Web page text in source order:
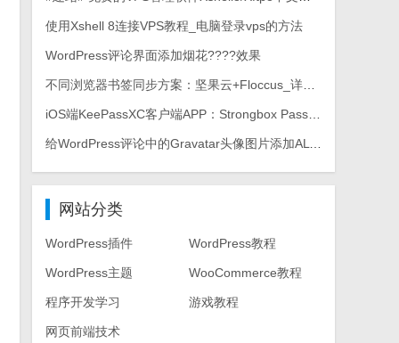
使用Xshell 8连接VPS教程_电脑登录vps的方法
WordPress评论界面添加烟花????效果
不同浏览器书签同步方案：坚果云+Floccus_详细使用教程
iOS端KeePassXC客户端APP：Strongbox Password Safe
网站分类
WordPress插件 WordPress教程
WordPress主题 WooCommerce教程
程序开发学习 游戏教程
网页前端技术